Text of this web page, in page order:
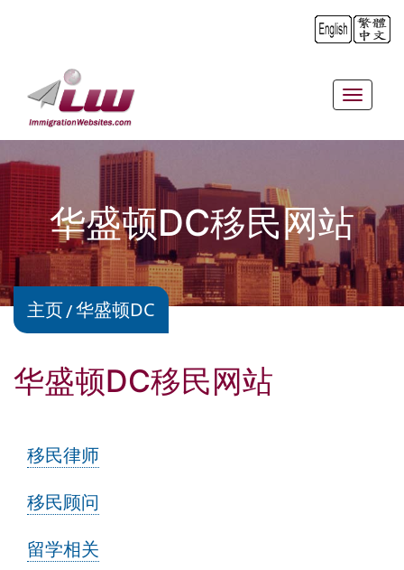
Toggle
华盛顿DC移民网站
主页 华盛顿DC
华盛顿DC移民网站
移民律师
移民顾问
留学相关